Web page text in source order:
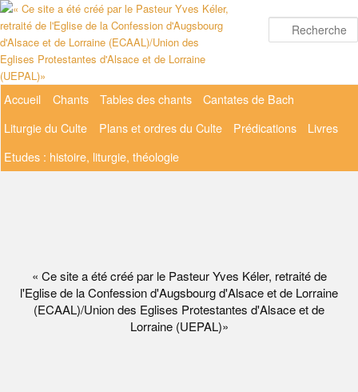
Aller
au
contenu
principal
« Ce site a été créé par le Pasteur Yves Kéler, retraité de
l'Eglise de la Confession d'Augsbourg d'Alsace et de Lorraine
(ECAAL)/Union des Eglises Protestantes d'Alsace et de
Lorraine (UEPAL)»
Menu
Accueil Chants Tables des chants
Cantates de Bach
Liturgie du Culte
Plans et ordres du Culte Prédications
Livres
Etudes : histoire, liturgie, théologie